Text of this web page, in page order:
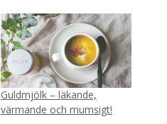
Guldmjölk – läkande,
värmande och mumsigt!